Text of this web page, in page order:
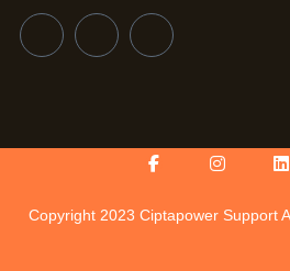
Facebook-
f
Copyright 2023 Ciptapower Support